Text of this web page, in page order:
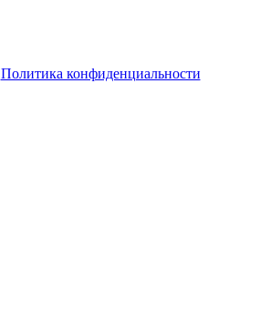
Политика конфиденциальности